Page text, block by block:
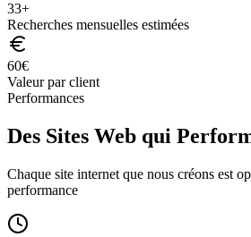
33+
Recherches mensuelles estimées
60€
Valeur par client
Performances
Des Sites Web qui
Chaque site internet que nous créons est
performance